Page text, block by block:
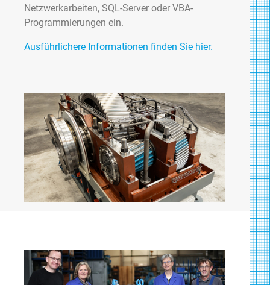
Netzwerkarbeiten, SQL-Server oder VBA-
Programmierungen ein.
Ausführlichere Informationen finden Sie hier.